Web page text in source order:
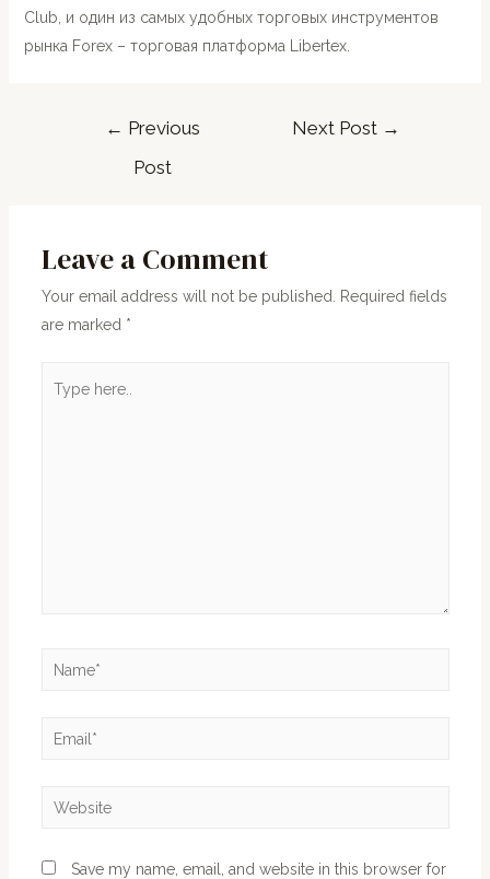
Club, и один из самых удобных торговых инструментов
рынка Forex – торговая платформа Libertex.
← Previous
Post
Next Post →
Leave a Comment
Your email address will not be published.
Required fields
are marked *
Save my name, email, and website in this browser for